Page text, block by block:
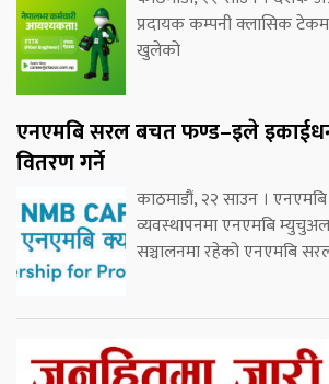
प्रदायक कम्पनी क्लासिक
खुलेको
एनएमबि सरल बचत फण्ड–इले
वितरण गर्ने
काठमाडौं, २२ साउन ।
व्यवस्थापनमा एनएमबि
सञ्चालनमा रहेको एनएमबि